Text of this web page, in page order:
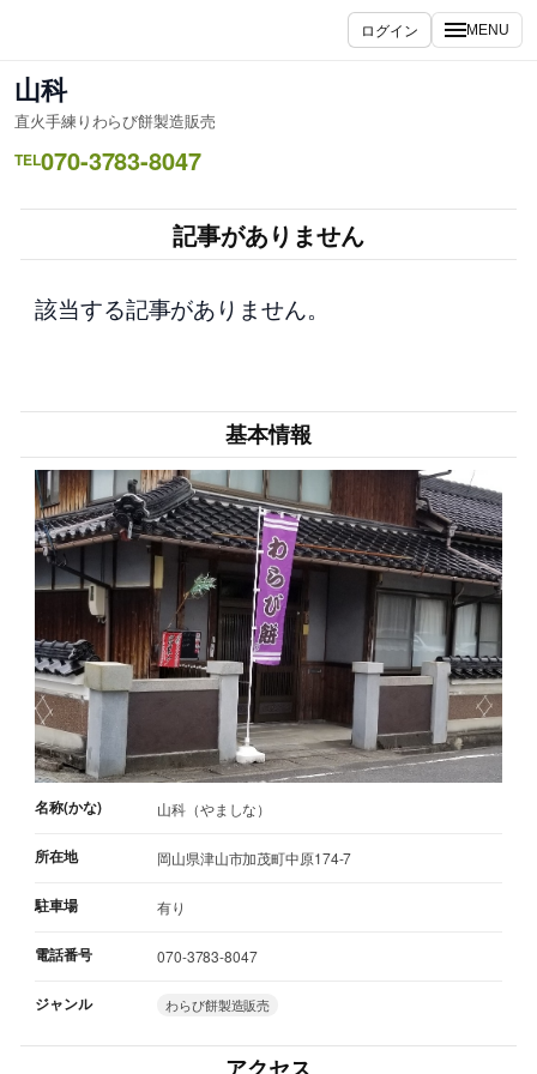
ス
キ
ッ
ログイン MENU
山科
直火手練りわらび餅製造販売
TEL070-3783-8047
記事がありません
該当する記事がありません。
基本情報
名称(かな) 山科（やましな）
所在地 岡山県津山市加茂町中原174-7
駐車場 有り
電話番号 070-3783-8047
ジャンル わらび餅製造販売